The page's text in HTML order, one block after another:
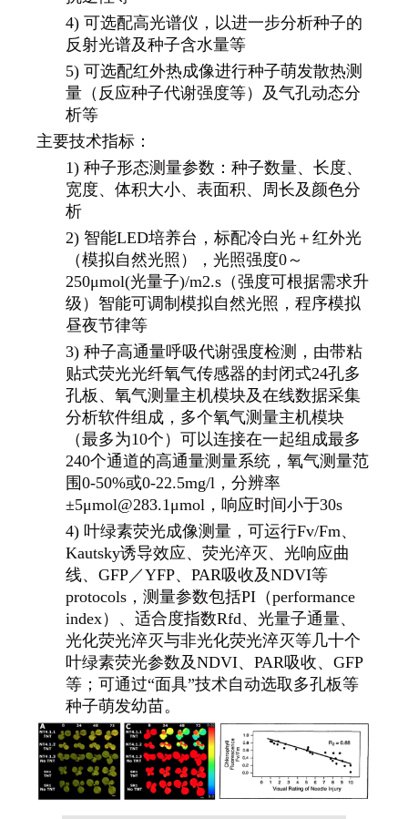
4) 可选配高光谱仪，以进一步分析种子的
反射光谱及种子含水量等
5) 可选配红外热成像进行种子萌发散热测
量（反应种子代谢强度等）及气孔动态分
析等
主要技术指标：
1) 种子形态测量参数：种子数量、长度、
宽度、体积大小、表面积、周长及颜色分
析
2) 智能LED培养台，标配冷白光＋红外光
（模拟自然光照），光照强度0～
250μmol(光量子)/m2.s（强度可根据需求升
级）智能可调制模拟自然光照，程序模拟
昼夜节律等
3) 种子高通量呼吸代谢强度检测，由带粘
贴式荧光光纤氧气传感器的封闭式24孔多
孔板、氧气测量主机模块及在线数据采集
分析软件组成，多个氧气测量主机模块
（最多为10个）可以连接在一起组成最多
240个通道的高通量测量系统，氧气测量范
围0-50%或0-22.5mg/l，分辨率
±5μmol@283.1μmol，响应时间小于30s
4) 叶绿素荧光成像测量，可运行Fv/Fm、
Kautsky诱导效应、荧光淬灭、光响应曲
线、GFP／YFP、PAR吸收及NDVI等
protocols，测量参数包括PI（performance
index）、适合度指数Rfd、光量子通量、
光化荧光淬灭与非光化荧光淬灭等几十个
叶绿素荧光参数及NDVI、PAR吸收、GFP
等；可通过“面具”技术自动选取多孔板等
种子萌发幼苗。